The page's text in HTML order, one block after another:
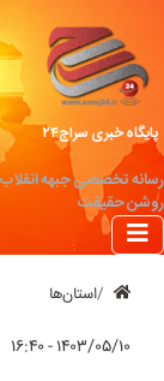
پایگاه خبری سراج۲۴
رسانه تخصصی جبهه
روشن حقیقت
استان‌ها
۱۴۰۳/۰۵/۱۰ - ۱۶:۴۰